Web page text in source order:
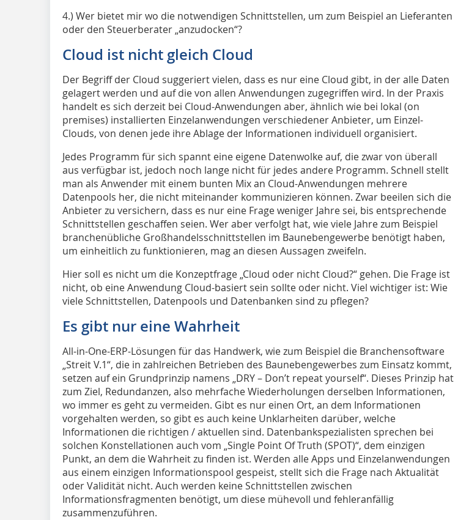
4.) Wer bietet mir wo die notwendigen Schnittstellen, um zum Beispiel an Lieferanten
oder den Steuerberater „anzudocken“?
Cloud ist nicht gleich Cloud
Der Begriff der Cloud suggeriert vielen, dass es nur eine Cloud gibt, in der alle Daten
gelagert werden und auf die von allen Anwendungen zugegriffen wird. In der Praxis
handelt es sich derzeit bei Cloud-Anwendungen aber, ähnlich wie bei lokal (on
premises) installierten Einzelanwendungen verschiedener Anbieter, um Einzel-
Clouds, von denen jede ihre Ablage der Informationen individuell organisiert.
Jedes Programm für sich spannt eine eigene Datenwolke auf, die zwar von überall
aus verfügbar ist, jedoch noch lange nicht für jedes andere Programm. Schnell stellt
man als Anwender mit einem bunten Mix an Cloud-Anwendungen mehrere
Datenpools her, die nicht miteinander kommunizieren können. Zwar beeilen sich die
Anbieter zu versichern, dass es nur eine Frage weniger Jahre sei, bis entsprechende
Schnittstellen geschaffen seien. Wer aber verfolgt hat, wie viele Jahre zum Beispiel
branchenübliche Großhandelsschnittstellen im Baunebengewerbe benötigt haben,
um einheitlich zu funktionieren, mag an diesen Aussagen zweifeln.
Hier soll es nicht um die Konzeptfrage „Cloud oder nicht Cloud?“ gehen. Die Frage ist
nicht, ob eine Anwendung Cloud-basiert sein sollte oder nicht. Viel wichtiger ist: Wie
viele Schnittstellen, Datenpools und Datenbanken sind zu pflegen?
Es gibt nur eine Wahrheit
All-in-One-ERP-Lösungen für das Handwerk, wie zum Beispiel die Branchensoftware
„Streit V.1“, die in zahlreichen Betrieben des Baunebengewerbes zum Einsatz kommt,
setzen auf ein Grundprinzip namens „DRY – Don’t repeat yourself“. Dieses Prinzip hat
zum Ziel, Redundanzen, also mehrfache Wiederholungen derselben Informationen,
wo immer es geht zu vermeiden. Gibt es nur einen Ort, an dem Informationen
vorgehalten werden, so gibt es auch keine Unklarheiten darüber, welche
Informationen die richtigen / aktuellen sind. Datenbankspezialisten sprechen bei
solchen Konstellationen auch vom „Single Point Of Truth (SPOT)“, dem einzigen
Punkt, an dem die Wahrheit zu finden ist. Werden alle Apps und Einzelanwendungen
aus einem einzigen Informationspool gespeist, stellt sich die Frage nach Aktualität
oder Validität nicht. Auch werden keine Schnittstellen zwischen
Informationsfragmenten benötigt, um diese mühevoll und fehleranfällig
zusammenzuführen.